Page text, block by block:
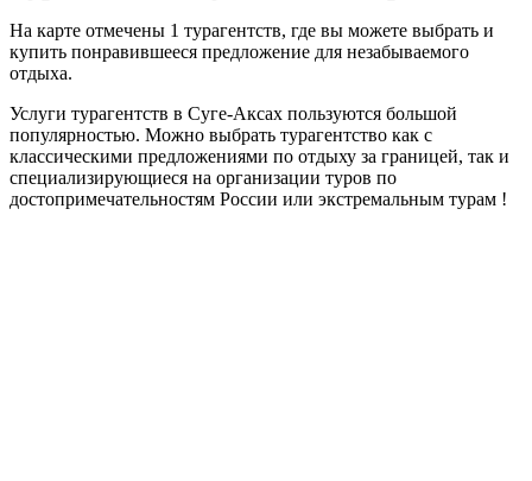
На карте отмечены 1 турагентств, где вы можете выбрать и
купить понравившееся предложение для незабываемого
отдыха.
Услуги турагентств в Суге-Аксах пользуются большой
популярностью. Можно выбрать турагентство как с
классическими предложениями по отдыху за границей, так и
специализирующиеся на организации туров по
достопримечательностям России или экстремальным турам !